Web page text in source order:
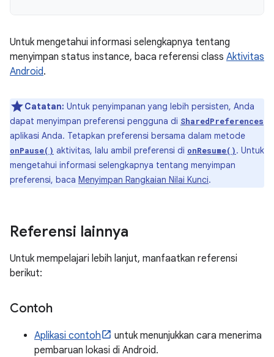
Untuk mengetahui informasi selengkapnya tentang
menyimpan status instance, baca referensi class Aktivitas
Android.
Catatan: Untuk penyimpanan yang lebih persisten, Anda
dapat menyimpan preferensi pengguna di SharedPreferences
aplikasi Anda. Tetapkan preferensi bersama dalam metode
onPause() aktivitas, lalu ambil preferensi di onResume(). Untuk
mengetahui informasi selengkapnya tentang menyimpan
preferensi, baca Menyimpan Rangkaian Nilai Kunci.
Referensi lainnya
Untuk mempelajari lebih lanjut, manfaatkan referensi
berikut:
Contoh
Aplikasi contoh
untuk menunjukkan cara menerima
pembaruan lokasi di Android.